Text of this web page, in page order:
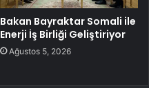
Bakan Bayraktar Somali ile
Enerji İş Birliği Geliştiriyor
Ağustos 5, 2026